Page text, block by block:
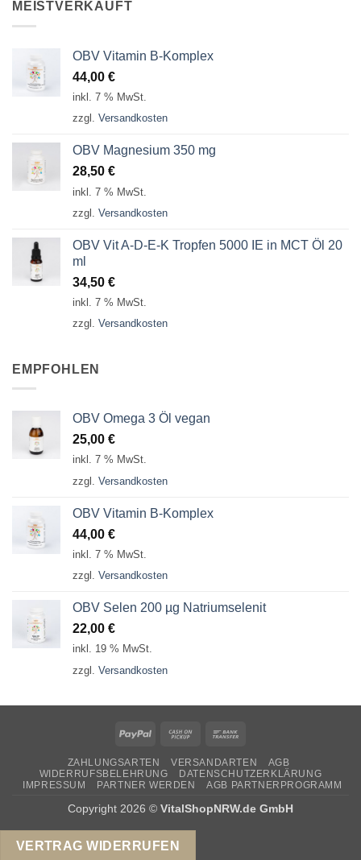
MEISTVERKAUFT
OBV Vitamin B-Komplex
44,00 €
inkl. 7 % MwSt.
zzgl. Versandkosten
OBV Magnesium 350 mg
28,50 €
inkl. 7 % MwSt.
zzgl. Versandkosten
OBV Vit A-D-E-K Tropfen 5000 IE in MCT Öl 20
ml
34,50 €
inkl. 7 % MwSt.
zzgl. Versandkosten
EMPFOHLEN
OBV Omega 3 Öl vegan
25,00 €
inkl. 7 % MwSt.
zzgl. Versandkosten
OBV Vitamin B-Komplex
44,00 €
inkl. 7 % MwSt.
zzgl. Versandkosten
OBV Selen 200 µg Natriumselenit
22,00 €
inkl. 19 % MwSt.
zzgl. Versandkosten
PayPal
Cash
Pickup
ZAHLUNGSARTEN VERSANDARTEN
AGB
WIDERRUFSBELEHRUNG
DATENSCHUTZERKLÄRUNG
IMPRESSUM
PARTNER WERDEN AGB PARTNERPROGRAMM
Copyright 2026 © VitalShopNRW.de GmbH
VERTRAG WIDERRUFEN